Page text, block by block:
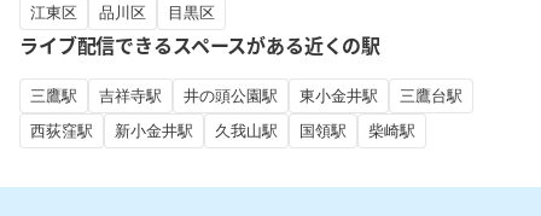
江東区
品川区 目黒区
ライブ配信できるスペースがある近くの駅
三鷹駅 吉祥寺駅 井の頭公園駅 東小金井駅
三鷹台駅
西荻窪駅
新小金井駅 久我山駅 国領駅 柴崎駅